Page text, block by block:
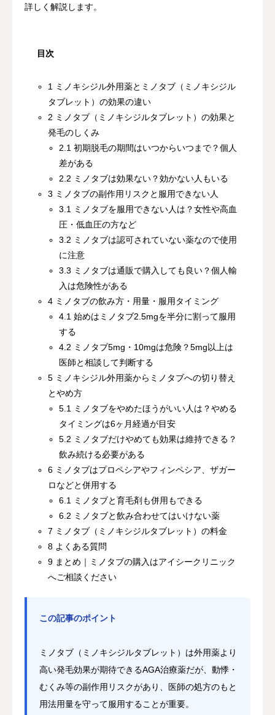
詳しく解説します。
目次
1 ミノキシジル外用薬とミノタブ（ミノキシジル
タブレット）の効果の違い
2 ミノタブ（ミノキシジルタブレット）の効果と
発毛のしくみ
2.1 初期脱毛の期間はいつからいつまで？個人
差がある
2.2 ミノタブは効果ない？効かない人もいる
3 ミノタブの副作用リスクと服用できない人
3.1 ミノタブを服用できない人は？女性や高血
圧・低血圧の方など
3.2 ミノタブは認可されていない薬なので使用
に注意
3.3 ミノタブは通販で購入しても良い？個人輸
入は危険性がある
4 ミノタブの飲み方・用量・服用タイミング
4.1 始めはミノタブ2.5mgを半分に割って服用
する
4.2 ミノタブ5mg・10mgは危険？5mg以上は
医師と相談して判断する
5 ミノキシジル外用薬からミノタブへの切り替え
とやめ方
5.1 ミノタブをやめたほうがいい人は？やめる
タイミングは6ヶ月経過が目安
5.2 ミノタブだけやめても効果は維持できる？
飲み続ける必要がある
6 ミノタブはプロペシアやフィンペシア、ザガー
ロなどと併用する
6.1 ミノタブと育毛剤も併用もできる
6.2 ミノタブと飲み合わせてはいけない薬
7 ミノタブ（ミノキシジルタブレット）の料金
8 よくある質問
9 まとめ｜ミノタブの購入はアイシークリニック
へご相談ください
この記事のポイント
ミノタブ（ミノキシジルタブレット）は外用薬より
高い発毛効果が期待できるAGA治療薬だが、動悸・
むくみ等の副作用リスクがあり、医師の処方のもと
用法用量を守って服用することが重要。